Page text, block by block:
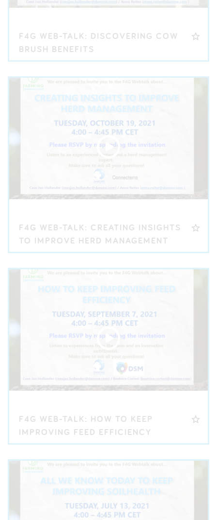
F4G WEB-TALK: DISCOVERING COW
BRUSH BENEFITS
F4G WEB-TALK: CREATING INSIGHTS
TO IMPROVE HERD MANAGEMENT
F4G WEB-TALK: HOW TO KEEP
IMPROVING FEED EFFICIENCY